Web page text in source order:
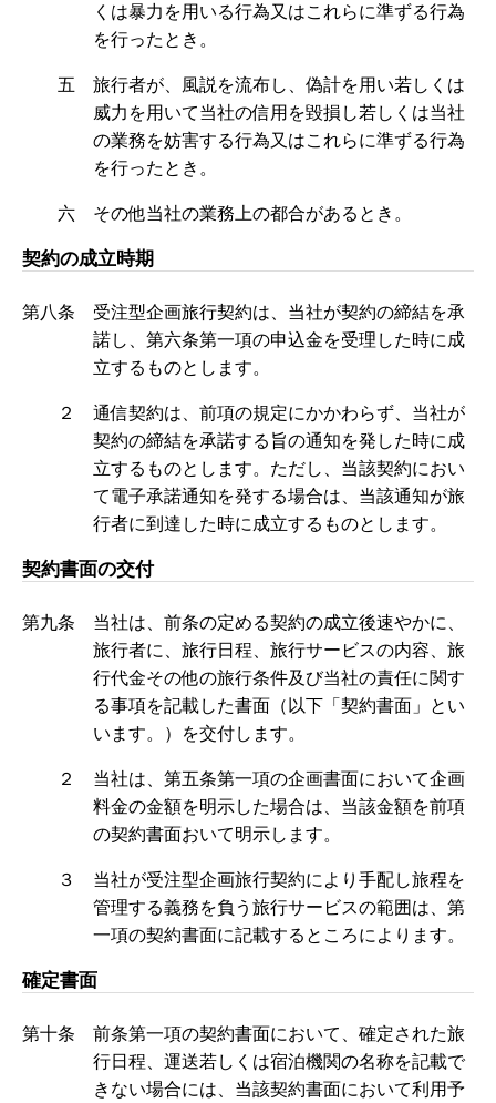
くは暴力を用いる行為又はこれらに準ずる行為
を行ったとき。
五 旅行者が、風説を流布し、偽計を用い若しくは
威力を用いて当社の信用を毀損し若しくは当社
の業務を妨害する行為又はこれらに準ずる行為
を行ったとき。
六 その他当社の業務上の都合があるとき。
契約の成立時期
第八条 受注型企画旅行契約は、当社が契約の締結を承
諾し、第六条第一項の申込金を受理した時に成
立するものとします。
２ 通信契約は、前項の規定にかかわらず、当社が
契約の締結を承諾する旨の通知を発した時に成
立するものとします。ただし、当該契約におい
て電子承諾通知を発する場合は、当該通知が旅
行者に到達した時に成立するものとします。
契約書面の交付
第九条 当社は、前条の定める契約の成立後速やかに、
旅行者に、旅行日程、旅行サービスの内容、旅
行代金その他の旅行条件及び当社の責任に関す
る事項を記載した書面（以下「契約書面」とい
います。）を交付します。
２ 当社は、第五条第一項の企画書面において企画
料金の金額を明示した場合は、当該金額を前項
の契約書面おいて明示します。
３ 当社が受注型企画旅行契約により手配し旅程を
管理する義務を負う旅行サービスの範囲は、第
一項の契約書面に記載するところによります。
確定書面
第十条 前条第一項の契約書面において、確定された旅
行日程、運送若しくは宿泊機関の名称を記載で
きない場合には、当該契約書面において利用予